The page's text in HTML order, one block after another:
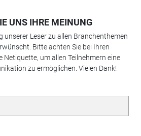
UNS IHRE MEINUNG
unserer Leser zu allen Branchenthemen
Bitte achten Sie bei Ihren
Netiquette, um allen Teilnehmern eine
zu ermöglichen. Vielen Dank!